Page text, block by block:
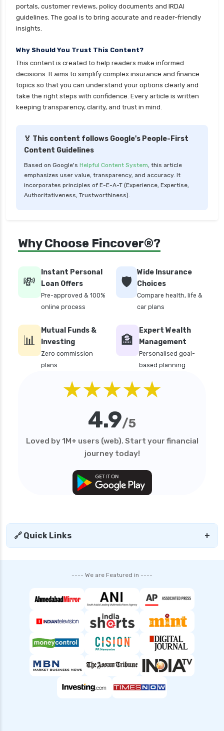
portals, customer reviews, policy documents and IRDAI
guidelines. The goal is to bring accurate and reader-friendly
insights.
Why Should You Trust This Content?
This content is created to help readers make informed
decisions. It aims to simplify complex insurance and finance
topics so that you can understand your options clearly and
take the right steps with confidence. Every article is written
keeping transparency, clarity, and trust in mind.
🏅 This content follows Google's People-First
Content Guidelines
Based on Google's Helpful Content System, this article
emphasizes user value, transparency, and accuracy. It
incorporates principles of E-E-A-T (Experience, Expertise,
Authoritativeness, Trustworthiness).
Why Choose Fincover®?
💸
Instant Personal
Loan Offers
Pre-approved & 100%
online process
🛡️
Wide Insurance
Choices
Compare health, life &
car plans
📊
Mutual Funds &
Investing
Zero commission
plans
🏦
Expert Wealth
Management
Personalised goal-
based planning
★★★★★
4.9/5
Loved by 1M+ users (web). Start your financial
journey today!
🔗 Quick Links +
---- We are Featured in ----